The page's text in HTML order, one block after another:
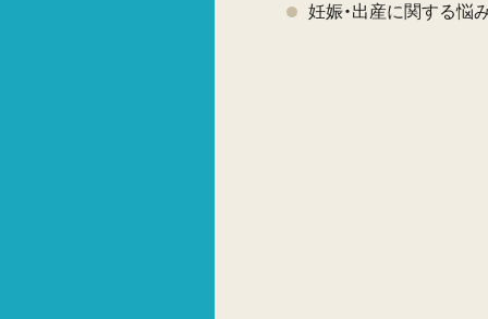
妊娠・出産に関する悩